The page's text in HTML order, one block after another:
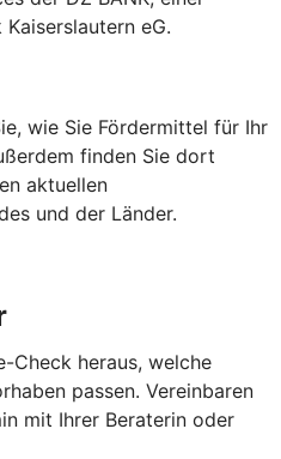
eG.
wie Sie Fördermittel für Ihr
finden Sie dort
aktuellen
und der Länder.
Check heraus, welche
passen. Vereinbaren
mit Ihrer Beraterin oder